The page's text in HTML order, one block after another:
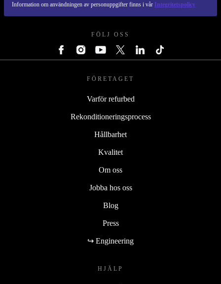
Information om användningen av personuppgifter finns i vår Integritetspolicy
FÖLJ OSS
FÖRETAGET
Varför refurbed
Rekonditioneringsprocess
Hållbarhet
Kvalitet
Om oss
Jobba hos oss
Blog
Press
↪ Engineering
HJÄLP